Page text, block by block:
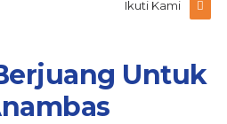
Ikuti Kami
Untuk